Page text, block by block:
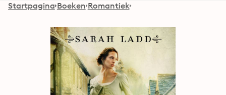
Startpagina Boeken Romantiek